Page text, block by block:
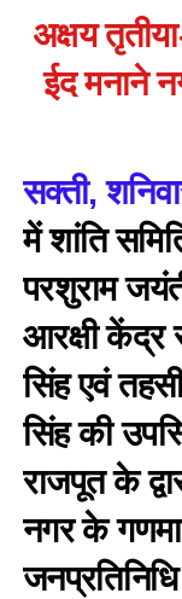
अक्षय
ईद मनाने
सक्ती,
में शांति
परशुराम
आरक्षी केंद्र
सिंह एवं
सिंह की
राजपूत के
नगर के